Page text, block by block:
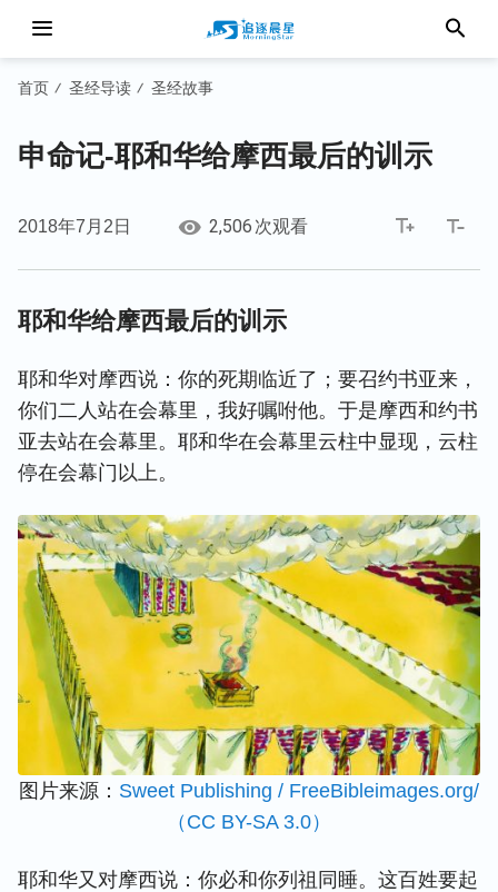
首页 / 圣经导读 / 圣经故事
申命记-耶和华给摩西最后的训示
2018年7月2日 2,506 次观看
耶和华给摩西最后的训示
耶和华对摩西说：你的死期临近了；要召约书亚来，
你们二人站在会幕里，我好嘱咐他。于是摩西和约书
亚去站在会幕里。耶和华在会幕里云柱中显现，云柱
停在会幕门以上。
图片来源： Sweet Publishing / FreeBibleimages.org/
（CC BY-SA 3.0）
耶和华又对摩西说：你必和你列祖同睡。这百姓要起